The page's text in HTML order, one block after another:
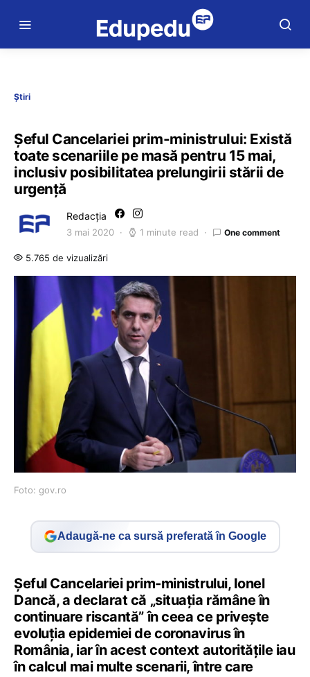
Știri
Șeful Cancelariei prim-ministrului: Există
toate scenariile pe masă pentru 15 mai,
inclusiv posibilitatea prelungirii stării de
urgenţă
Redacția
3 mai 2020 1 minute read One comment
5.765 de vizualizări
Foto: gov.ro
Adaugă-ne ca sursă preferată în Google
Şeful Cancelariei prim-ministrului, Ionel
Dancă, a declarat că „situaţia rămâne în
continuare riscantă” în ceea ce priveşte
evoluţia epidemiei decoronavirusîn
România, iar în acest context autorităţile iau
în calcul mai multe scenarii, între care